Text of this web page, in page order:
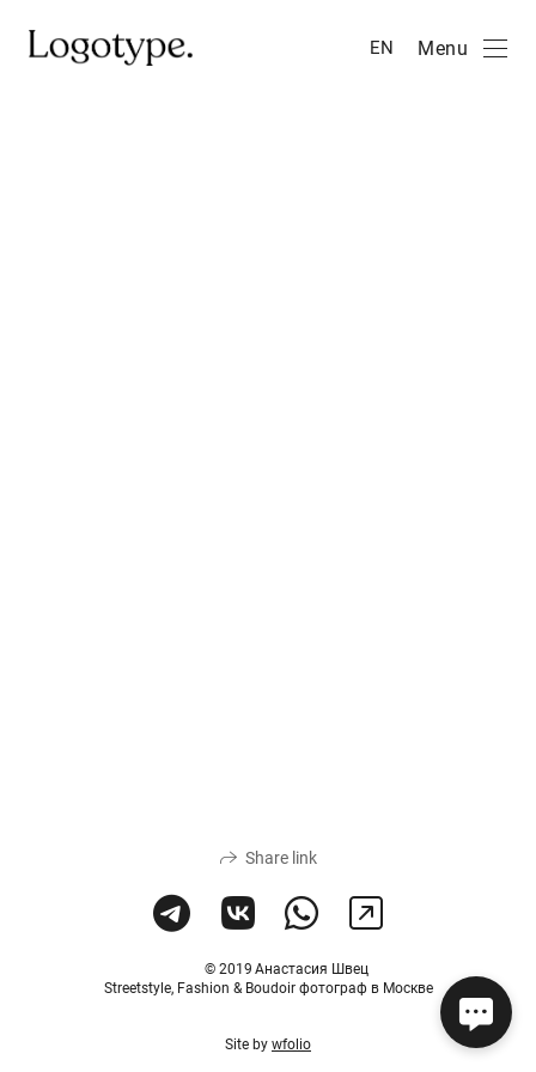
EN Menu
Share link
© 2019 Анастасия Швец
Streetstyle, Fashion & Boudoir фотограф в Москве
Site by wfolio